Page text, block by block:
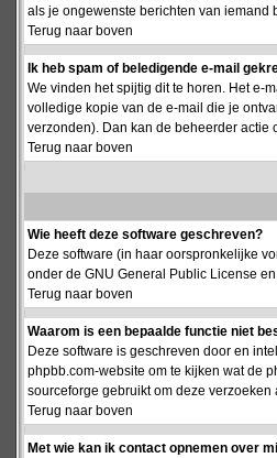
als je ongewenste berichten van iemand
Terug naar boven
Ik heb spam of beledigende e-mail
We vinden het spijtig dit te horen. Het e-
volledige kopie van de e-mail die je
verzonden). Dan kan de beheerder actie
Terug naar boven
Wie heeft deze software geschreven?
Deze software (in haar oorspronkelijke
onder de GNU General Public License
Terug naar boven
Waarom is een bepaalde functie niet
Deze software is geschreven door en
phpbb.com-website om te kijken wat de
sourceforge gebruikt om deze
Terug naar boven
Met wie kan ik contact opnemen over